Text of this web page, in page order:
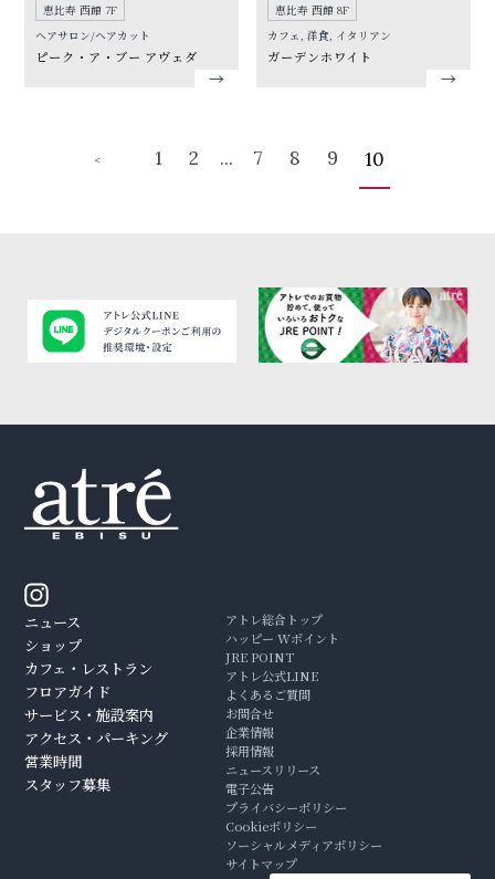
恵比寿 西館 7F
ヘアサロン/ヘアカット
ピーク・ア・ブー アヴェダ
恵比寿 西館 8F
カフェ, 洋食, イタリアン
ガーデンホワイト
＜ 1 2 ... 7 8 9 10
ニュース
ショップ
カフェ・レストラン
フロアガイド
サービス・施設案内
アクセス・パーキング
営業時間
スタッフ募集
アトレ総合トップ
ハッピー Wポイント
JRE POINT
アトレ公式LINE
よくあるご質問
お問合せ
企業情報
採用情報
ニュースリリース
電子公告
プライバシーポリシー
Cookieポリシー
ソーシャルメディアポリシー
サイトマップ